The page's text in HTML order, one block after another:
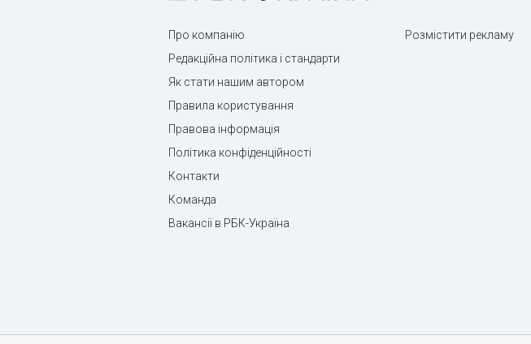
Про компанію
Редакційна політика і стандарти
Як стати нашим автором
Правила користування
Правова інформація
Політика конфіденційності
Контакти
Команда
Вакансії в РБК-Україна
Розмістити рекламу